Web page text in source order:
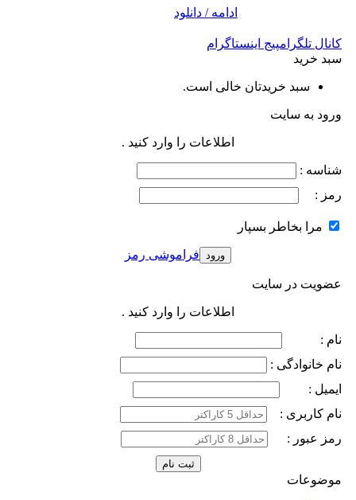
ادامه / دانلود
کانال تلگرامپیج اینستاگرام
سبد خرید
سبد خریدتان خالی است.
ورود به سایت
اطلاعات را وارد کنید .
شناسه :
رمز :
مرا بخاطر بسپار
فراموشی رمز
عضویت در سایت
اطلاعات را وارد کنید .
نام :
نام خانوادگی :
ایمیل :
نام کاربری :
رمز عبور :
موضوعات